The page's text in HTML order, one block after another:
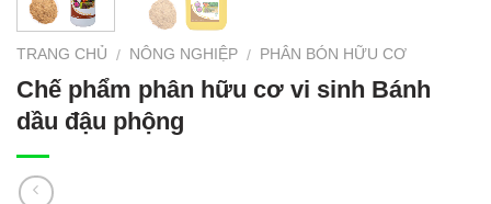
TRANG CHỦ / NÔNG NGHIỆP / PHÂN BÓN HỮU CƠ
Chế phẩm phân hữu cơ vi sinh Bánh
dầu đậu phộng